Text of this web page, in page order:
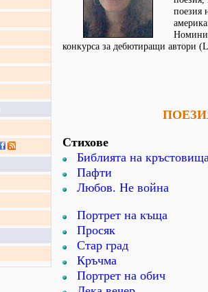
поезия
конкурса за дебютиращи автори
Стихове
Библията на
Пафти
Любов. Не война
Портрет на къща
Просяк
Стар град
Кръчма
Портрет на обич